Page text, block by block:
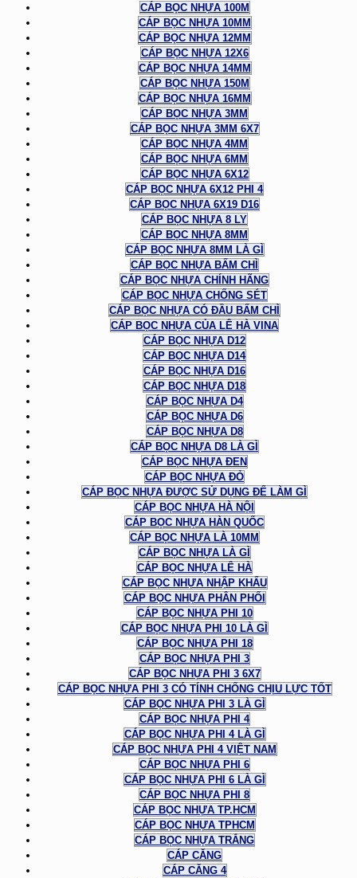
CÁP BỌC NHỰA 100M
CÁP BỌC NHỰA 10MM
CÁP BỌC NHỰA 12MM
CÁP BỌC NHỰA 12X6
CÁP BỌC NHỰA 14MM
CÁP BỌC NHỰA 150M
CÁP BỌC NHỰA 16MM
CÁP BỌC NHỰA 3MM
CÁP BỌC NHỰA 3MM 6X7
CÁP BỌC NHỰA 4MM
CÁP BỌC NHỰA 6MM
CÁP BỌC NHỰA 6X12
CÁP BỌC NHỰA 6X12 PHI 4
CÁP BỌC NHỰA 6X19 D16
CÁP BỌC NHỰA 8 LY
CÁP BỌC NHỰA 8MM
CÁP BỌC NHỰA 8MM LÀ GÌ
CÁP BỌC NHỰA BẤM CHÌ
CÁP BỌC NHỰA CHÍNH HÃNG
CÁP BỌC NHỰA CHỐNG SÉT
CÁP BỌC NHỰA CÓ ĐẦU BẤM CHÌ
CÁP BỌC NHỰA CỦA LÊ HÀ VINA
CÁP BỌC NHỰA D12
CÁP BỌC NHỰA D14
CÁP BỌC NHỰA D16
CÁP BỌC NHỰA D18
CÁP BỌC NHỰA D4
CÁP BỌC NHỰA D6
CÁP BỌC NHỰA D8
CÁP BỌC NHỰA D8 LÀ GÌ
CÁP BỌC NHỰA ĐEN
CÁP BỌC NHỰA ĐỎ
CÁP BỌC NHỰA ĐƯỢC SỬ DỤNG ĐỂ LÀM GÌ
CÁP BỌC NHỰA HÀ NỘI
CÁP BỌC NHỰA HÀN QUỐC
CÁP BỌC NHỰA LÀ 10MM
CÁP BỌC NHỰA LÀ GÌ
CÁP BỌC NHỰA LÊ HÀ
CÁP BỌC NHỰA NHẬP KHẨU
CÁP BỌC NHỰA PHÂN PHỐI
CÁP BỌC NHỰA PHI 10
CÁP BỌC NHỰA PHI 10 LÀ GÌ
CÁP BỌC NHỰA PHI 18
CÁP BỌC NHỰA PHI 3
CÁP BỌC NHỰA PHI 3 6X7
CÁP BỌC NHỰA PHI 3 CÓ TÍNH CHỐNG CHỊU LỰC TỐT
CÁP BỌC NHỰA PHI 3 LÀ GÌ
CÁP BỌC NHỰA PHI 4
CÁP BỌC NHỰA PHI 4 LÀ GÌ
CÁP BỌC NHỰA PHI 4 VIỆT NAM
CÁP BỌC NHỰA PHI 6
CÁP BỌC NHỰA PHI 6 LÀ GÌ
CÁP BỌC NHỰA PHI 8
CÁP BỌC NHỰA TP.HCM
CÁP BỌC NHỰA TPHCM
CÁP BỌC NHỰA TRẮNG
CÁP CĂNG
CÁP CĂNG 4